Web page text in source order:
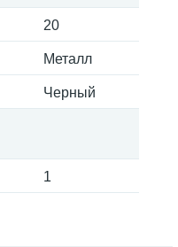
20
Металл
Черный
1